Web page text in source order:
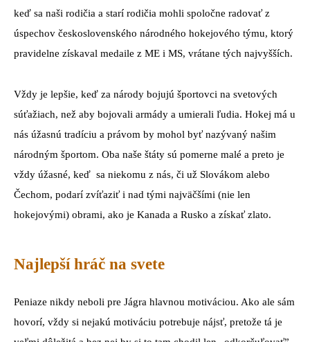
keď sa naši rodičia a starí rodičia mohli spoločne radovať z
úspechov československého národného hokejového týmu, ktorý
pravidelne získaval medaile z ME i MS, vrátane tých najvyšších.
Vždy je lepšie, keď za národy bojujú športovci na svetových
súťažiach, než aby bojovali armády a umierali ľudia. Hokej má u
nás úžasnú tradíciu a právom by mohol byť nazývaný našim
národným športom. Oba naše štáty sú pomerne malé a preto je
vždy úžasné, keď sa niekomu z nás, či už Slovákom alebo
Čechom, podarí zvíťaziť i nad tými najväčšími (nie len
hokejovými) obrami, ako je Kanada a Rusko a získať zlato.
Najlepší hráč na svete
Peniaze nikdy neboli pre Jágra hlavnou motiváciou. Ako ale sám
hovorí, vždy si nejakú motiváciu potrebuje nájsť, pretože tá je